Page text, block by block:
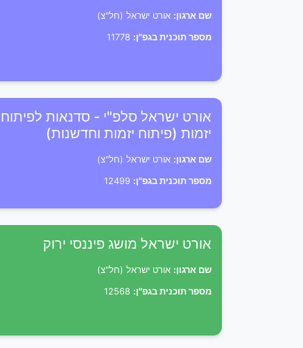
שם ארגון: אורט ישראל (חל"צ)
מספר תוכנית בגפ"ן:
אורט ישראל סלפ"י - סדנאות לפיתוח
יזמות (פיתוח יזמות וחדשנות)
שם ארגון: אורט ישראל (חל"צ)
מספר תוכנית בגפ"ן:
אורט ישראל מושג פיננסי ירוק
שם ארגון: אורט ישראל (חל"צ)
מספר תוכנית בגפ"ן: